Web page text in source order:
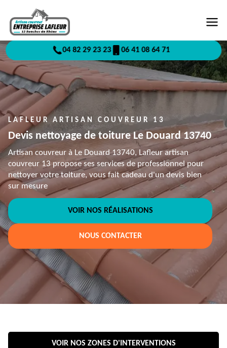
04 82 29 23 23 06 41 08 64 71
LAFLEUR ARTISAN COUVREUR 13
Devis nettoyage de toiture Le Douard 13740
Artisan couvreur à Le Douard 13740, Lafleur artisan
couvreur 13 propose ses services de professionnel pour
nettoyer votre toiture, vous fait cadeau d'un devis bien
sur mesure
VOIR NOS RÉALISATIONS
NOUS CONTACTER
VOIR NOS ZONES D'INTERVENTIONS